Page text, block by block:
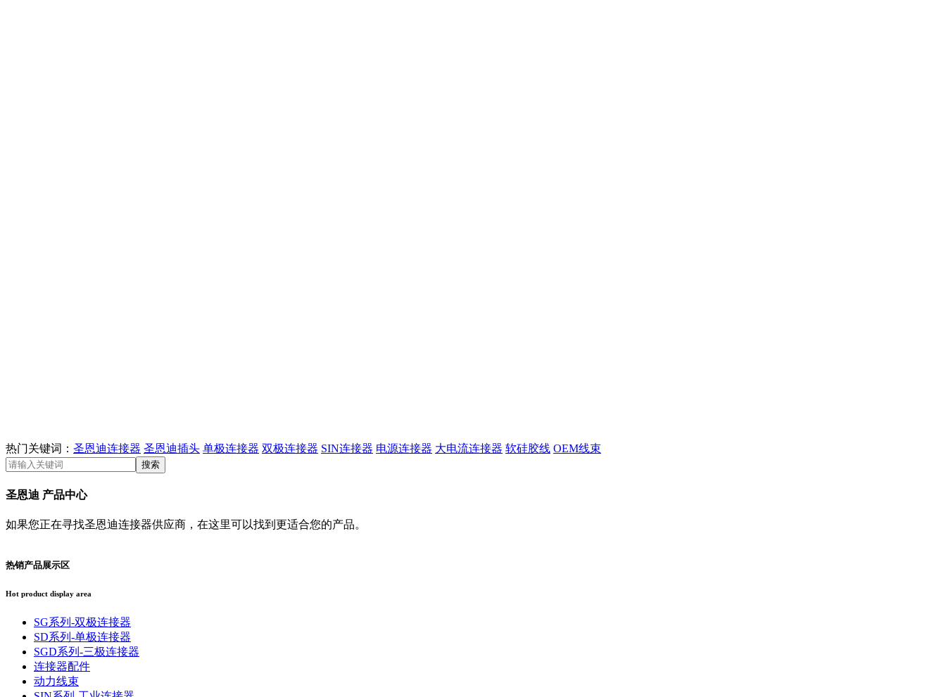
热门关键词： 圣恩迪连接器 圣恩迪插头 单极连接器 双极连接器 SIN连接器 电源连接器 大电流连接器 软硅胶线 OEM线束
圣恩迪 产品中心
如果您正在寻找圣恩迪连接器供应商，在这里可以找到更适合您的产品。
热销产品展示区
Hot product display area
SG系列-双极连接器
SD系列-单极连接器
SGD系列-三极连接器
连接器配件
动力线束